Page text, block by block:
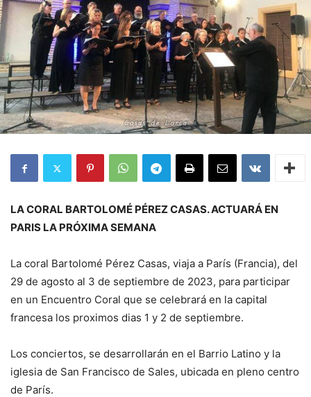
LA CORAL BARTOLOMÉ PÉREZ CASAS. ACTUARÁ EN
PARIS LA PRÓXIMA SEMANA
La coral Bartolomé Pérez Casas, viaja a París (Francia), del
29 de agosto al 3 de septiembre de 2023, para participar
en un Encuentro Coral que se celebrará en la capital
francesa los proximos dias 1 y 2 de septiembre.
Los conciertos, se desarrollarán en el Barrio Latino y la
iglesia de San Francisco de Sales, ubicada en pleno centro
de París.